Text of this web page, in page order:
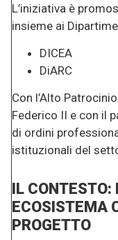
L’iniziativa è
insieme ai
DICEA
DiARC
Con l’Alto
Federico II e con il
di ordini
istituzionali del
IL
ECOSISTEMA
PROGETTO